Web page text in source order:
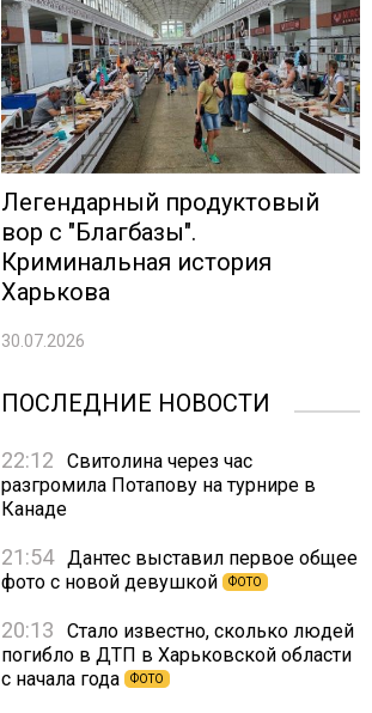
Легендарный продуктовый
вор с "Благбазы".
Криминальная история
Харькова
30.07.2026
ПОСЛЕДНИЕ НОВОСТИ
22:12
Свитолина через час
разгромила Потапову на турнире в
Канаде
21:54 Дантес выставил первое общее
фото с новой девушкой
ФОТО
20:13
Стало известно, сколько людей
погибло в ДТП в Харьковской области
с начала года
ФОТО